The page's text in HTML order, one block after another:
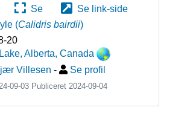
Se
Se link-side
(Calidris bairdii)
20
Alberta, Canada
Villesen - Se profil
09-03 Publiceret 2024-09-04